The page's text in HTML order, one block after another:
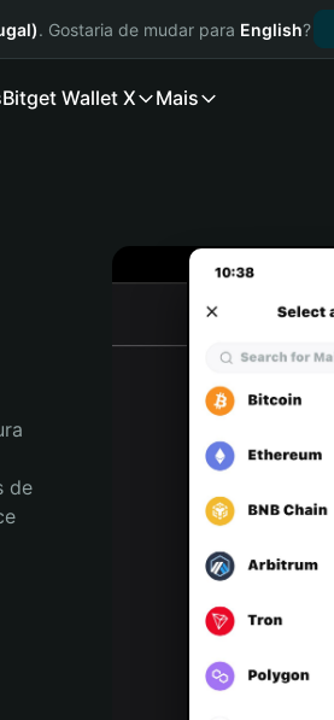
. Gostaria de mudar para English?
Bitget Wallet X Mais
de